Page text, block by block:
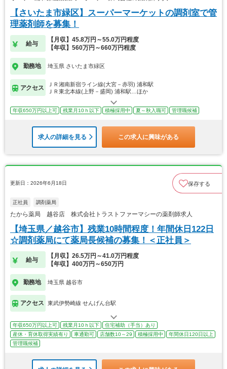
【さいたま市緑区】スーパーマーケットの調剤室で管
理薬剤師を募集！
給与
【月収】45.8万円～55.0万円程度
【年収】560万円～660万円程度
勤務地 埼玉県 さいたま市緑区
アクセス
ＪＲ湘南新宿ライン線(大宮－赤羽) 浦和駅
ＪＲ東北本線(上野－盛岡) 浦和駅…ほか
年収650万円以上可 残業月10ｈ以下 積極採用中 夏～秋入職可 管理職候補
求人の詳細を見る この求人に興味がある
更新日：2026年6月18日 保存する
正社員 調剤薬局
たから薬局 越谷店 株式会社トラストファーマシーの薬剤師求人
【埼玉県／越谷市】残業10時間程度！年間休日122日
☆調剤薬局にて薬局長候補の募集！＜正社員＞
給与
【月収】26.5万円～41.0万円程度
【年収】400万円～650万円
勤務地 埼玉県 越谷市
アクセス 東武伊勢崎線 せんげん台駅
年収650万円以上可 残業月10ｈ以下
住宅補助（手当）あり
産休・育休取得実績有り
車通勤可 店舗数10～29 積極採用中
年間休日120日以上
管理職候補